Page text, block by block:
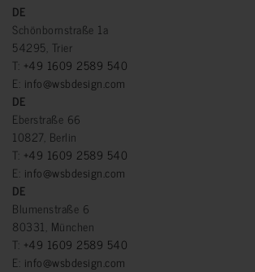
DE
Schönbornstraße 1a
54295, Trier
T: +49 1609 2589 540
E: info@wsbdesign.com
DE
Eberstraße 66
10827, Berlin
T: +49 1609 2589 540
E: info@wsbdesign.com
DE
Blumenstraße 6
80331, München
T: +49 1609 2589 540
E: info@wsbdesign.com